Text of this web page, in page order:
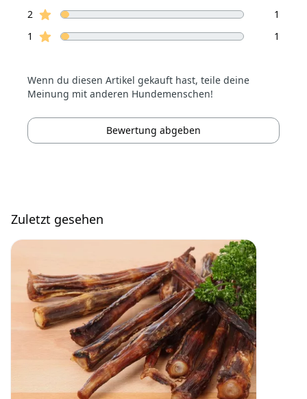
2 Sterne Bewertungen
1
1
Sterne Bewertungen 1
Wenn du diesen Artikel gekauft hast, teile deine
Meinung mit anderen Hundemenschen!
Bewertung abgeben
Zuletzt gesehen